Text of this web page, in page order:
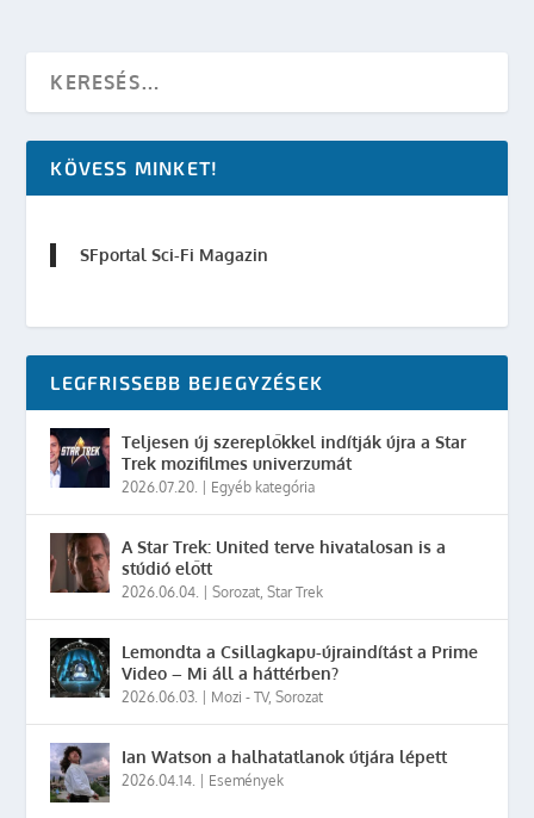
KÖVESS MINKET!
SFportal Sci-Fi Magazin
LEGFRISSEBB BEJEGYZÉSEK
Teljesen új szereplőkkel indítják újra a Star
Trek mozifilmes univerzumát
2026.07.20. Egyéb kategória
A Star Trek: United terve hivatalosan is a
stúdió előtt
2026.06.04. |Sorozat ,Star Trek
Lemondta a Csillagkapu-újraindítást a Prime
Video – Mi áll a háttérben?
2026.06.03. Mozi - TV,Sorozat
Ian Watson a halhatatlanok útjára lépett
2026.04.14. Események